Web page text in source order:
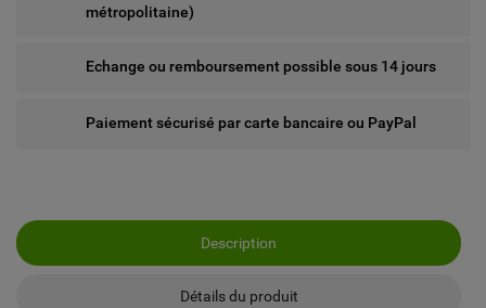
métropolitaine)
Echange ou remboursement possible sous 14 jours
Paiement sécurisé par carte bancaire ou PayPal
Description
Détails du produit